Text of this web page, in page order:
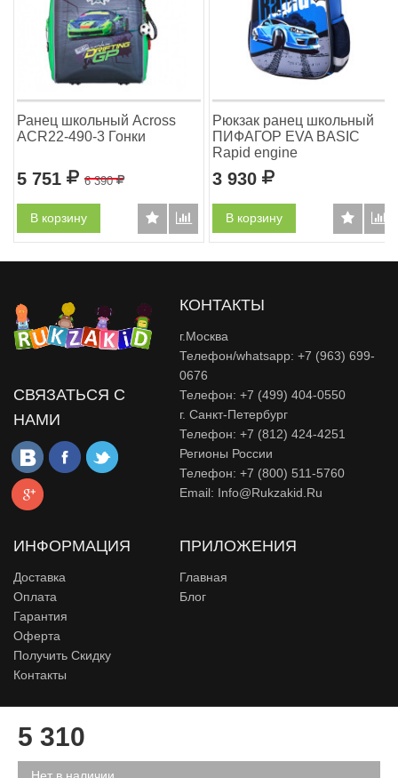
5 310
Ранец школьный Across
ACR22-490-3 Гонки
5 751 Р 6 390Р
В корзину
Рюкзак ранец школьный
ПИФАГОР EVA BASIC
Rapid engine
3 930 Р
В корзину
СВЯЗАТЬСЯ С
НАМИ
КОНТАКТЫ
г.Москва
Телефон/whatsapp: +7 (963) 699-
0676
Телефон: +7 (499) 404-0550
г. Санкт-Петербург
Телефон: +7 (812) 424-4251
Регионы России
Телефон: +7 (800) 511-5760
Email: Info@rukzakid.ru
ИНФОРМАЦИЯ
Доставка
Оплата
Гарантия
Оферта
Получить Скидку
Контакты
ПРИЛОЖЕНИЯ
Главная
Блог
детей, подростка и девушек, 2015-2026.